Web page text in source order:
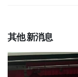
其他新消息